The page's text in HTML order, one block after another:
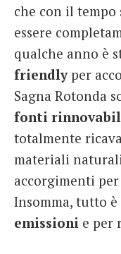
che con il tempo
essere
qualche anno è
friendlyper
Sagna Rotonda
fonti
totalmente
materiali
accorgimenti
Insomma, tutto
emissioni e per